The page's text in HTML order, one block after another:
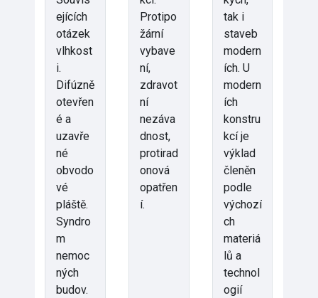
ejících
otázek
vlhkost
i.
Difúzně
otevřen
é a
uzavře
né
obvodo
vé
pláště.
Syndro
m
nemoc
ných
budov.
Protipo
žární
vybave
ní,
zdravot
ní
nezáva
dnost,
protirad
onová
opatřen
í.
tak i
staveb
modern
ích. U
modern
ích
konstru
kcí je
výklad
členěn
podle
výchozí
ch
materiá
lů a
technol
ogií